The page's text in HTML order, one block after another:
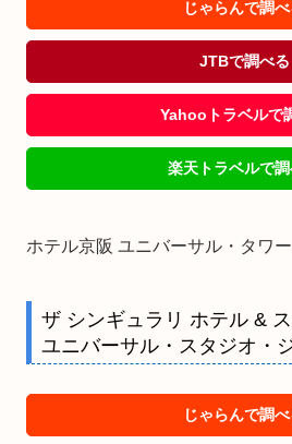
じゃらんで調
JTBで調べる
Yahooトラベルで
楽天トラベルで
ホテル京阪 ユニバーサル・タワー
ザ シンギュラリ ホテル &
ユニバーサル・スタジオ・
じゃらんで調